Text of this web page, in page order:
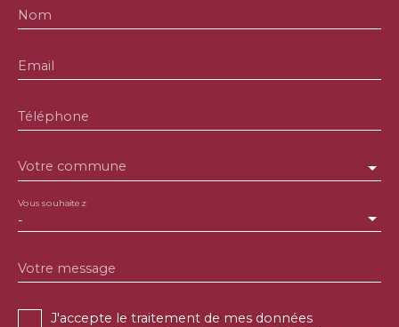
Nom
Email
Téléphone
Votre commune
-
Vous souhaitez
Votre message
J'accepte le traitement de mes données